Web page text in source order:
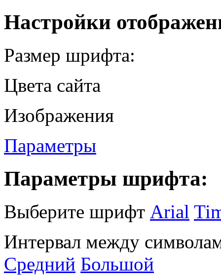
Настройки
Размер шрифта:
Цвета сайта
Изображения
Параметры
Параметры шрифта:
Выберите шрифт Arial
Интервал между
Средний Большой